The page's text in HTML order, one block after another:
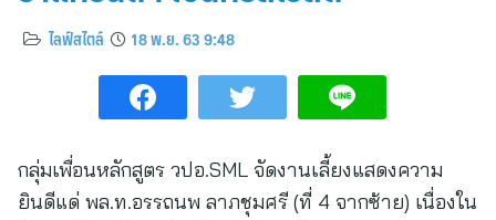
ไลฟ์สไตล์ 18 พ.ย. 63 9:48
กลุ่มเพื่อนหลักสูตร วปอ.SML จัดงานเลี้ยงแสดงความ
ยินดีแด่ พล.ท.อรรถนพ ลาภชุมศรี (ที่ 4 จากซ้าย) เนื่องใน